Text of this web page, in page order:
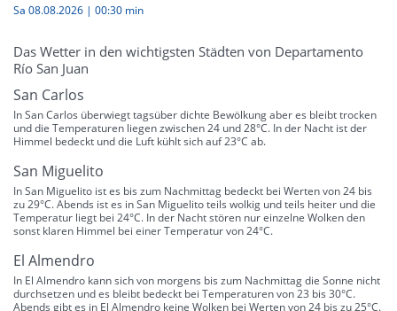
Sa 08.08.2026 | 00:30 min
Das Wetter in den wichtigsten Städten von Departamento
Río San Juan
San Carlos
In San Carlos überwiegt tagsüber dichte Bewölkung aber es bleibt trocken
und die Temperaturen liegen zwischen 24 und 28°C. In der Nacht ist der
Himmel bedeckt und die Luft kühlt sich auf 23°C ab.
San Miguelito
In San Miguelito ist es bis zum Nachmittag bedeckt bei Werten von 24 bis
zu 29°C. Abends ist es in San Miguelito teils wolkig und teils heiter und die
Temperatur liegt bei 24°C. In der Nacht stören nur einzelne Wolken den
sonst klaren Himmel bei einer Temperatur von 24°C.
El Almendro
In El Almendro kann sich von morgens bis zum Nachmittag die Sonne nicht
durchsetzen und es bleibt bedeckt bei Temperaturen von 23 bis 30°C.
Abends gibt es in El Almendro keine Wolken bei Werten von 24 bis zu 25°C.